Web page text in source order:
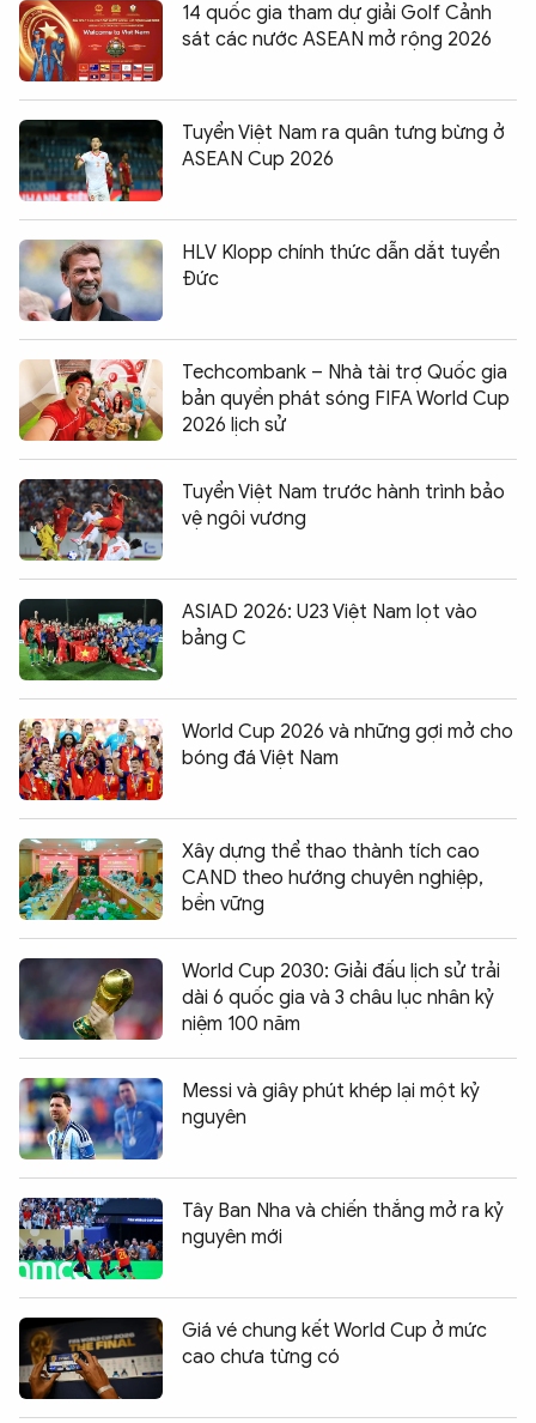
14 quốc gia tham dự giải Golf Cảnh
sát các nước ASEAN mở rộng 2026
Tuyển Việt Nam ra quân tưng bừng ở
ASEAN Cup 2026
HLV Klopp chính thức dẫn dắt tuyển
Đức
Techcombank – Nhà tài trợ Quốc gia
bản quyền phát sóng FIFA World Cup
2026 lịch sử
Tuyển Việt Nam trước hành trình bảo
vệ ngôi vương
ASIAD 2026: U23 Việt Nam lọt vào
bảng C
World Cup 2026 và những gợi mở cho
bóng đá Việt Nam
Xây dựng thể thao thành tích cao
CAND theo hướng chuyên nghiệp,
bền vững
World Cup 2030: Giải đấu lịch sử trải
dài 6 quốc gia và 3 châu lục nhân kỷ
niệm 100 năm
Messi và giây phút khép lại một kỷ
nguyên
Tây Ban Nha và chiến thắng mở ra kỷ
nguyên mới
Giá vé chung kết World Cup ở mức
cao chưa từng có